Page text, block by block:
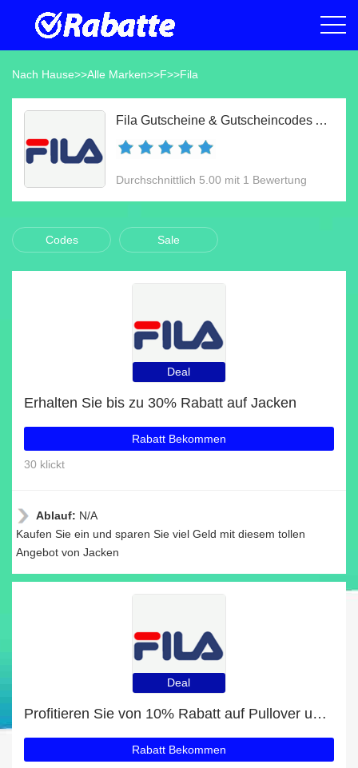
Nach Hause>>Alle Marken>>F>>Fila
Fila Gutscheine & Gutscheincodes Aug 2026
Durchschnittlich 5.00 mit 1 Bewertung
Codes Sale
Deal
Erhalten Sie bis zu 30% Rabatt auf Jacken
Rabatt Bekommen
30 klickt
Ablauf: N/A
Kaufen Sie ein und sparen Sie viel Geld mit diesem tollen
Angebot von Jacken
Deal
Profitieren Sie von 10% Rabatt auf Pullover und andere 66-Angebote
Rabatt Bekommen